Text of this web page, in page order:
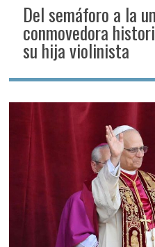
Del semáforo a la
conmovedora
su hija violinista